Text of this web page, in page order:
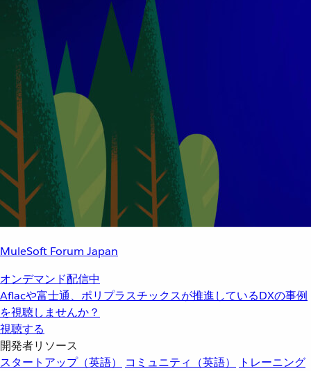
MuleSoft Forum Japan
オンデマンド配信中
Aflacや富士通、ポリプラスチックスが推進しているDXの事例
を視聴しませんか？
視聴する
開発者リソース
スタートアップ（英語）
コミュニティ（英語）
トレーニング